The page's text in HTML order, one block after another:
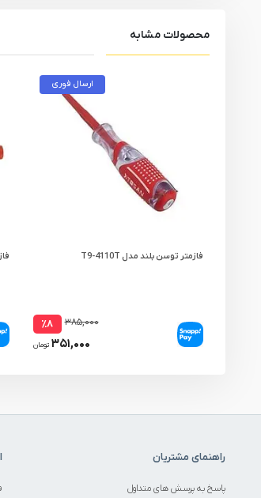
محصولات مشابه
ارسال فوری
فازمتر توسن بلند مدل T9-4110T
۳۸۵,۰۰۰ ٪۸
۳۵۱,۰۰۰ تومان
راهنمای مشتریان
پاسخ به پرسش های متداول